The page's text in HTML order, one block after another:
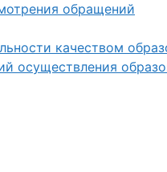
обращений
качеством
осуществления